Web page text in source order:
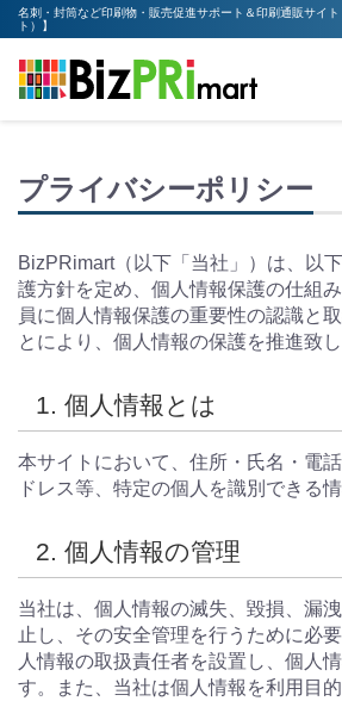
名刺・封筒など印刷物・販売促進サポート＆印刷通販サイ
ト）】
プライバシーポリシー
BizPRimart（以下「当社」）は、以
護方針を定め、個人情報保護の仕組
員に個人情報保護の重要性の認識と
とにより、個人情報の保護を推進致し
1. 個人情報とは
本サイトにおいて、住所・氏名・電
ドレス等、特定の個人を識別できる
2. 個人情報の管理
当社は、個人情報の滅失、毀損、漏
止し、その安全管理を行うために必
人情報の取扱責任者を設置し、個人
す。また、当社は個人情報を利用目